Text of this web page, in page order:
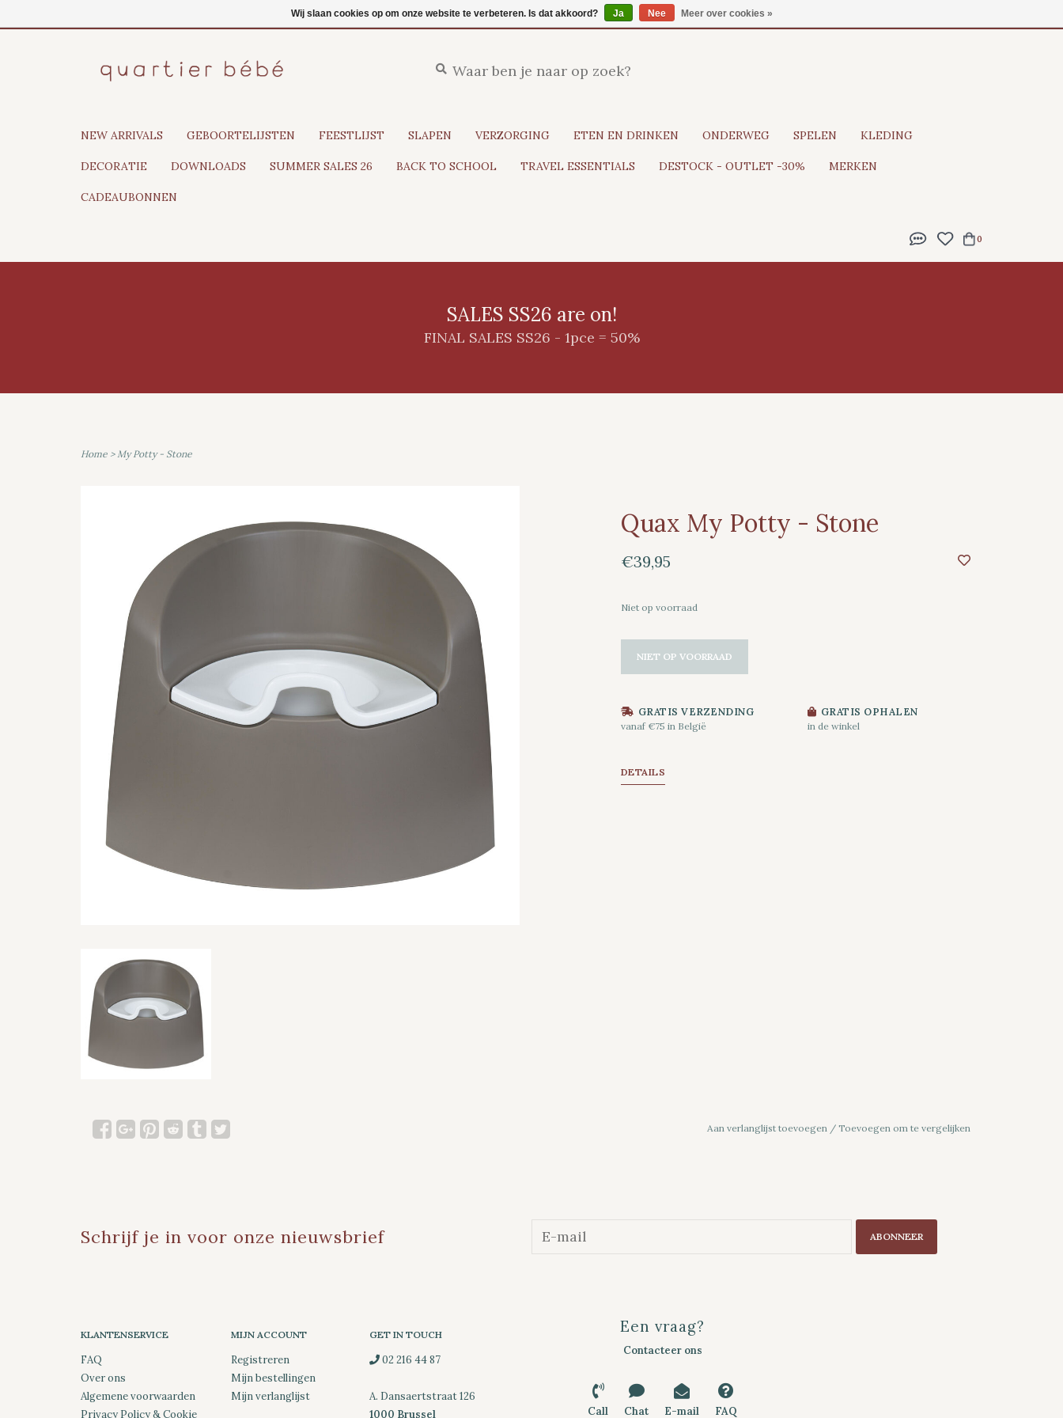
NEW ARRIVALS GEBOORTELIJSTEN FEESTLIJST SLAPEN VERZORGING ETEN EN DRINKEN ONDERWEG SPELEN KLEDING
DECORATIE DOWNLOADS SUMMER SALES 26 BACK TO SCHOOL TRAVEL ESSENTIALS DESTOCK - OUTLET -30% MERKEN
CADEAUBONNEN
0
SALES SS26 are on!
FINAL SALES SS26 - 1pce = 50%
Home >My Potty - Stone
Quax My Potty - Stone
€39,95
Niet op voorraad
NIET OP VOORRAAD
GRATIS VERZENDING
vanaf €75 in België
GRATIS OPHALEN
in de winkel
DETAILS
Aan verlanglijst toevoegen / Toevoegen om te vergelijken
Schrijf je in voor onze nieuwsbrief ABONNEER
KLANTENSERVICE
FAQ
Over ons
Algemene voorwaarden
Privacy Policy & Cookie
MIJN ACCOUNT
Registreren
Mijn bestellingen
Mijn verlanglijst
GET IN TOUCH
02 216 44 87
A. Dansaertstraat 126
1000 Brussel
Een vraag?
Contacteer ons
Call Chat E-mail FAQ
Wij slaan cookies op om onze website te verbeteren. Is dat akkoord? Ja Nee Meer over cookies »